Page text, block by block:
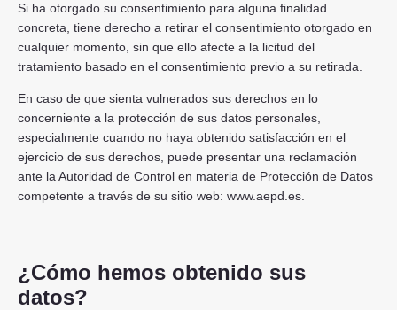
Si ha otorgado su consentimiento para alguna finalidad
concreta, tiene derecho a retirar el consentimiento otorgado en
cualquier momento, sin que ello afecte a la licitud del
tratamiento basado en el consentimiento previo a su retirada.
En caso de que sienta vulnerados sus derechos en lo
concerniente a la protección de sus datos personales,
especialmente cuando no haya obtenido satisfacción en el
ejercicio de sus derechos, puede presentar una reclamación
ante la Autoridad de Control en materia de Protección de Datos
competente a través de su sitio web: www.aepd.es.
¿Cómo hemos obtenido sus
datos?